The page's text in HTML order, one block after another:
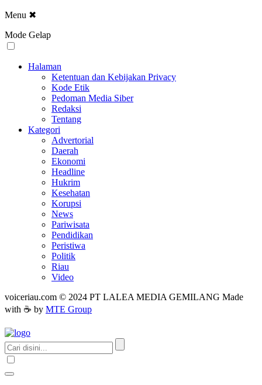
Menu ✖
Mode Gelap
Halaman
Ketentuan dan Kebijakan Privacy
Kode Etik
Pedoman Media Siber
Redaksi
Tentang
Kategori
Advertorial
Daerah
Ekonomi
Headline
Hukrim
Kesehatan
Korupsi
News
Pariwisata
Pendidikan
Peristiwa
Politik
Riau
Video
voiceriau.com © 2024 PT LALEA MEDIA GEMILANG Made
with ☕ by MTE Group